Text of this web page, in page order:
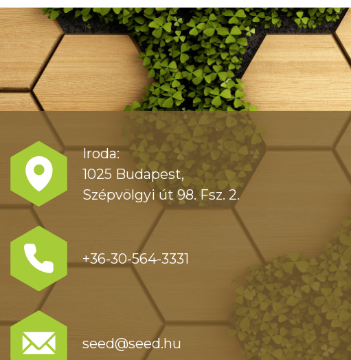
Iroda:
1025 Budapest,
Szépvölgyi út 98. Fsz. 2.
+36-30-564-3331
seed@seed.hu